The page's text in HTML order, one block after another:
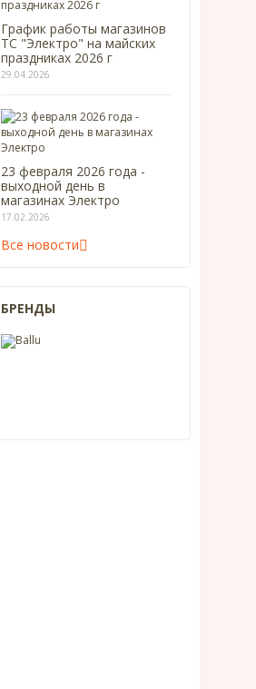
График работы магазинов
ТС "Электро" на майских
праздниках 2026 г
29.04.2026
23 февраля 2026 года -
выходной день в
магазинах Электро
17.02.2026
Все новости
БРЕНДЫ